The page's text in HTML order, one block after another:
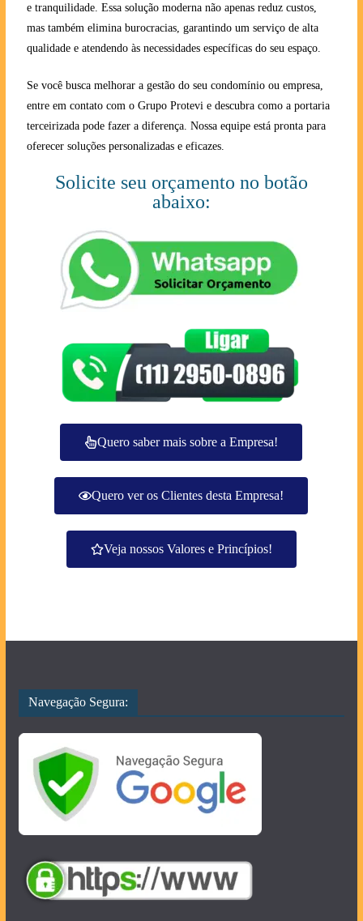
e tranquilidade. Essa solução moderna não apenas reduz custos,
mas também elimina burocracias, garantindo um serviço de alta
qualidade e atendendo às necessidades específicas do seu espaço.
Se você busca melhorar a gestão do seu condomínio ou empresa,
entre em contato com o Grupo Protevi e descubra como a portaria
terceirizada pode fazer a diferença. Nossa equipe está pronta para
oferecer soluções personalizadas e eficazes.
Solicite seu orçamento no botão
abaixo:
Quero saber mais sobre a Empresa!
Quero ver os Clientes desta Empresa!
Veja nossos Valores e Princípios!
Navegação Segura: